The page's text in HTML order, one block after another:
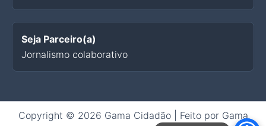
Seja Parceiro(a)
Jornalismo colaborativo
Copyright © 2026 Gama Cidadão | Feito por Gama